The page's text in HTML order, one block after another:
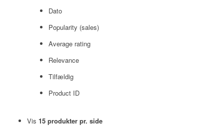
Dato
Popularity (sales)
Average rating
Relevance
Tilfældig
Product ID
Vis 15 produkter pr. side